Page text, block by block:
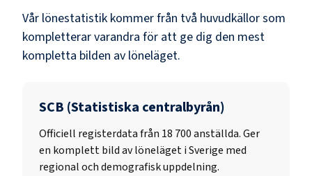
Vår lönestatistik kommer från två huvudkällor som
kompletterar varandra för att ge dig den mest
kompletta bilden av löneläget.
SCB (Statistiska centralbyrån)
Officiell registerdata från 18 700anställda. Ger
en komplett bild av löneläget i Sverige med
regional och demografisk uppdelning.